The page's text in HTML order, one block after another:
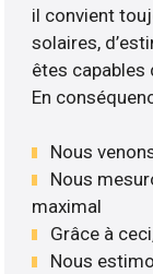
il convient
solaires,
êtes capables
En
Nous
Nous
maximal
Grâce à
Nous